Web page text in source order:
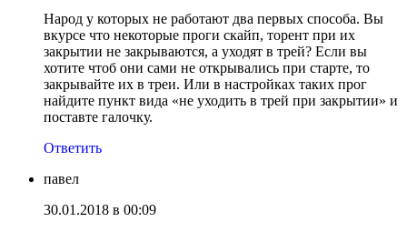
Народ у которых не работают два первых способа. Вы
вкурсе что некоторые проги скайп, торент при их
закрытии не закрываются, а уходят в трей? Если вы
хотите чтоб они сами не открывались при старте, то
закрывайте их в треи. Или в настройках таких прог
найдите пункт вида «не уходить в трей при закрытии» и
поставте галочку.
Ответить
павел
30.01.2018 в 00:09